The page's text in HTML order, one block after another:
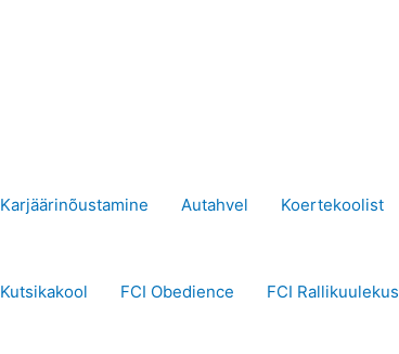
Karjäärinõustamine Autahvel Koertekoolist
Kutsikakool FCI Obedience FCI Rallikuulekus